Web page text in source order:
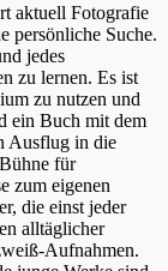
aktuell Fotografie
persönliche Suche.
jedes
zu lernen. Es ist
zu nutzen und
ein Buch mit dem
Ausflug in die
für
zum eigenen
die einst jeder
alltäglicher
Aufnahmen.